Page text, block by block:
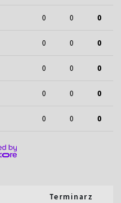
0 0 0
0 0 0
0 0 0
0 0 0
0 0 0
Terminarz